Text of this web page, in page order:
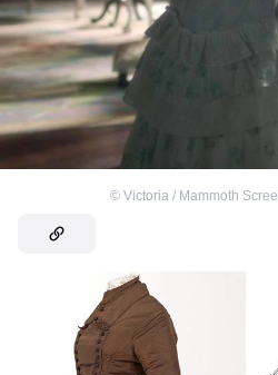
© Victoria / Mammoth